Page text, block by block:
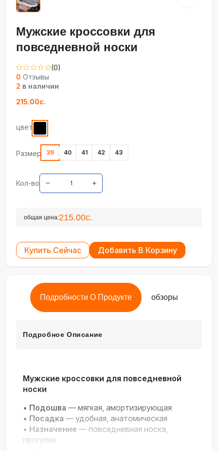
Мужские кроссовки для
повседневной носки
(0)
0 Отзывы
2 в наличии
215.00с.
цвет
Размер 39 40 41 42 43
Кол-во
общая цена:215.00с.
Купить Сейчас Добавить В Корзину
Подробности О Продукте обзоры
Подробное Описание
Мужские кроссовки для повседневной
носки
• Подошва — мягкая, амортизирующая
• Посадка — удобная, анатомическая
• Назначение — повседневная носка,
прогулки